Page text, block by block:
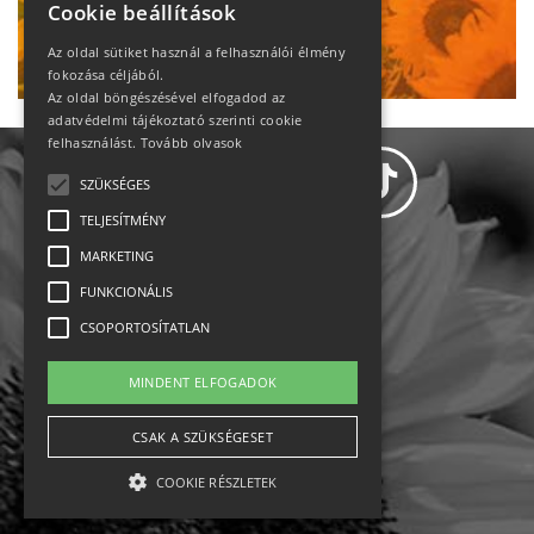
Ne maradj le!
Állásajánlatok
Impresszum-kapcsolat
Jogi nyilatkozat
Cookie beállítások
Az oldal sütiket használ a felhasználói élmény
fokozása céljából.
Az oldal böngészésével elfogadod az
adatvédelmi tájékoztató szerinti cookie
felhasználást. Tovább olvasok
SZÜKSÉGES
TELJESÍTMÉNY
MARKETING
FUNKCIONÁLIS
CSOPORTOSÍTATLAN
MINDENT ELFOGADOK
CSAK A SZÜKSÉGESET
COOKIE RÉSZLETEK